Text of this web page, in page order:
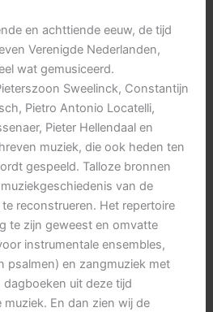
en achttiende eeuw, de tijd
Verenigde Nederlanden,
wat gemusiceerd.
Sweelinck, Constantijn
Pietro Antonio Locatelli,
Pieter Hellendaal en
muziek, die ook heden ten
gespeeld. Talloze bronnen
van de
reconstrueren. Het repertoire
te zijn geweest en omvatte
instrumentale ensembles,
psalmen) en zangmuziek met
dagboeken uit deze tijd
En dan zien wij de